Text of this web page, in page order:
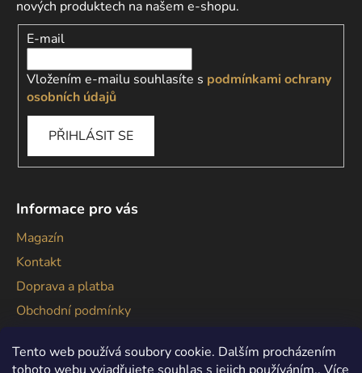
Tento web používá soubory cookie. Dalším procházením
nových produktech na našem e-shopu.
E-mail
Vložením e-mailu souhlasíte s podmínkami ochrany
osobních údajů
PŘIHLÁSIT SE
Informace pro vás
Magazín
Kontakt
Doprava a platba
Obchodní podmínky